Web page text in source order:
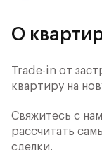
О
Trade-in от
квартиру на
Свяжитесь с
рассчитать
сделки.